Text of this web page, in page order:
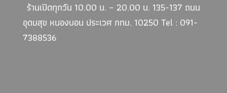
ร้านเปิดทุกวัน 10.00 น. – 20.00 น. 135-137 ถนน
อุดมสุข หนองบอน ประเวศ กทม. 10250 Tel : 091-
7388536